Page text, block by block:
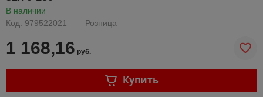
В наличии
Код: 979522021
Розница
1 168,16 руб.
Купить